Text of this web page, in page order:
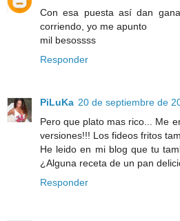
Con esa puesta así dan
corriendo, yo me apunto
mil besossss
Responder
PiLuKa 20 de septiembre de
Pero que plato mas rico... Me
versiones!!! Los fideos fritos
He leido en mi blog que tu
¿Alguna receta de un pan
Responder